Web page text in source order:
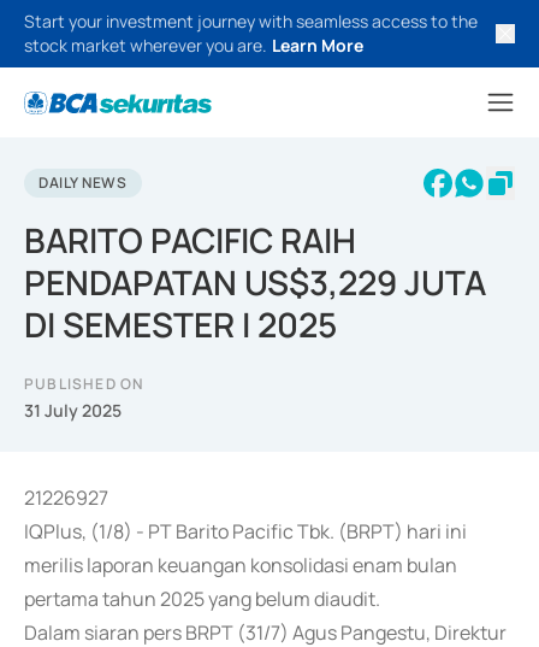
Start your investment journey with seamless access to the
stock market wherever you are. Learn More
DAILY NEWS
BARITO PACIFIC RAIH
PENDAPATAN US$3,229 JUTA
DI SEMESTER I 2025
PUBLISHED ON
31 July 2025
21226927
IQPlus, (1/8) - PT Barito Pacific Tbk. (BRPT) hari ini
merilis laporan keuangan konsolidasi enam bulan
pertama tahun 2025 yang belum diaudit.
Dalam siaran pers BRPT (31/7) Agus Pangestu, Direktur